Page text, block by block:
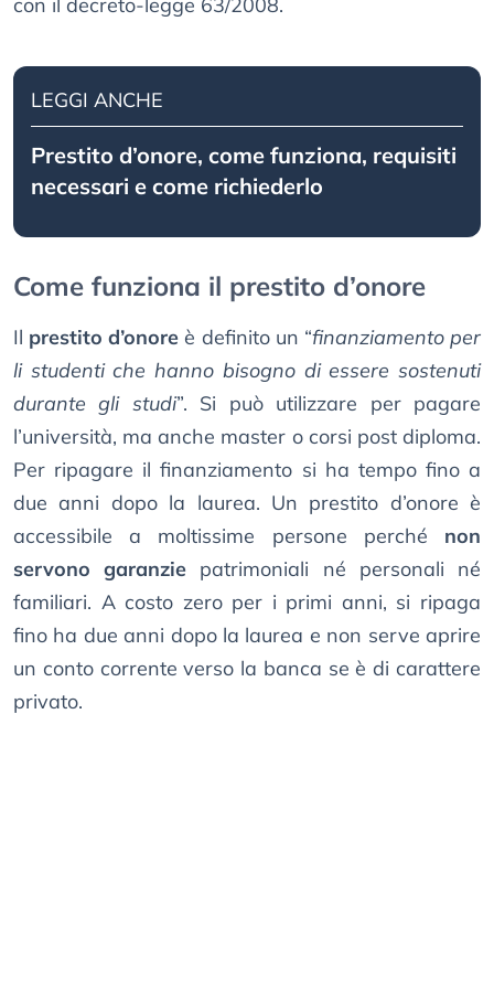
con il decreto-legge 63/2008.
LEGGI ANCHE
Prestito d’onore, come funziona, requisiti
necessari e come richiederlo
Come funziona il prestito d’onore
Il prestito d’onore è definito un “finanziamento per
li studenti che hanno bisogno di essere sostenuti
durante gli studi”. Si può utilizzare per pagare
l’università, ma anche master o corsi post diploma.
Per ripagare il finanziamento si ha tempo fino a
due anni dopo la laurea. Un prestito d’onore è
accessibile a moltissime persone perché non
servono garanzie patrimoniali né personali né
familiari. A costo zero per i primi anni, si ripaga
fino ha due anni dopo la laurea e non serve aprire
un conto corrente verso la banca se è di carattere
privato.